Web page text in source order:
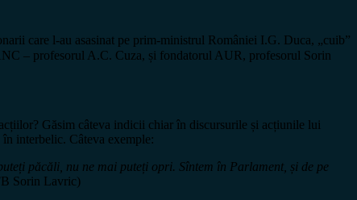
care l-au asasinat pe prim-ministrul României I.G. Duca, „cuib”
– profesorul A.C. Cuza, și fondatorul AUR, profesorul Sorin
Găsim câteva indicii chiar în discursurile și acțiunile lui
interbelic. Câteva exemple:
păcăli, nu ne mai puteți opri. Sîntem în Parlament, și de pe
Sorin Lavric)